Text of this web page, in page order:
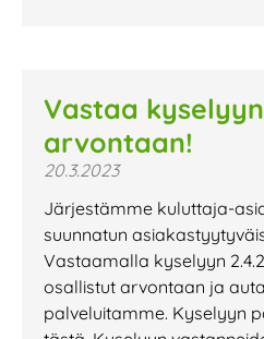
Vastaa
arvontaan!
20.3.2023
Järjestämme kuluttaja-
suunnatun
Vastaamalla kyselyyn
osallistut arvontaan ja
palveluitamme. Kyselyyn